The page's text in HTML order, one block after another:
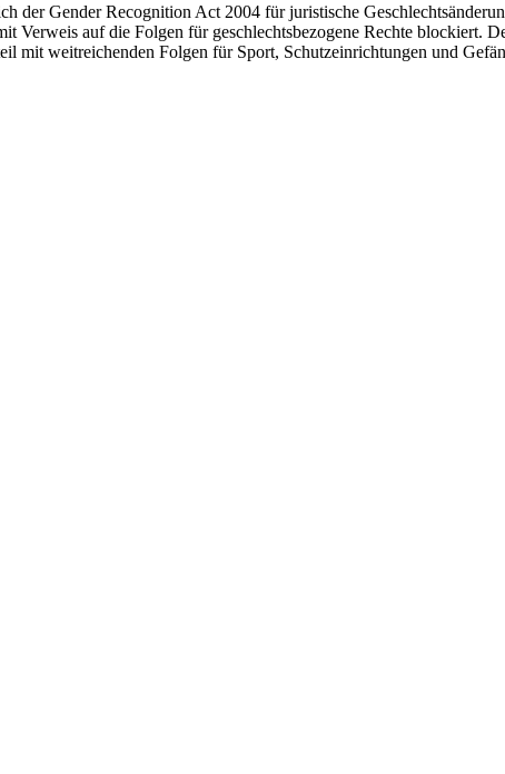
Gender Recognition Act 2004 für juristische
Verweis auf die Folgen für geschlechtsbezogene Rechte blockiert.
weitreichenden Folgen für Sport, Schutzeinrichtungen und